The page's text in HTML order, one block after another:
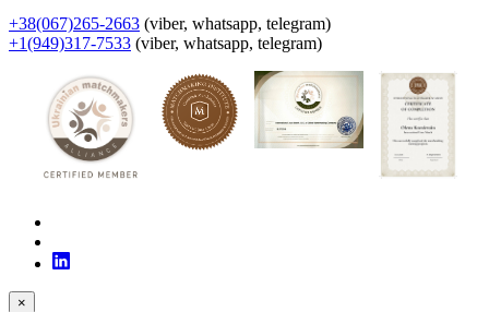
+38(067)265-2663 (viber, whatsapp, telegram)
+1(949)317-7533 (viber, whatsapp, telegram)
×